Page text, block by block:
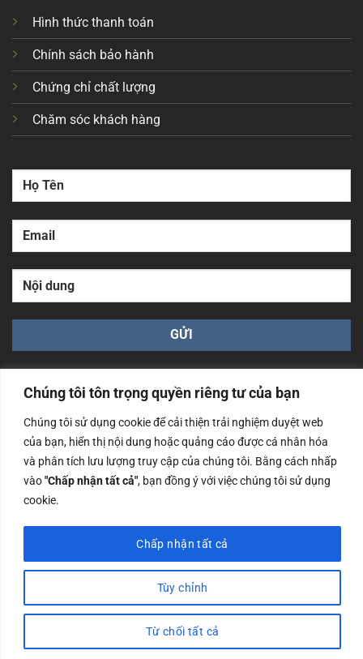
Chúng tôi tôn trọng quyền riêng tư của bạn
Chúng tôi sử dụng cookie để cải thiện trải nghiệm duyệt web
của bạn, hiển thị nội dung hoặc quảng cáo được cá nhân hóa
và phân tích lưu lượng truy cập của chúng tôi. Bằng cách nhấp
vào"Chấp nhận tất cả", bạn đồng ý với việc chúng tôi sử dụng
cookie.
Tùy chỉnh
Từ chối tất cả
Chấp nhận tất cả
Hình thức thanh toán
Chính sách bảo hành
Chứng chỉ chất lượng
Chăm sóc khách hàng
Công ty TNHH Nam Bình Xương - Số ĐKKD: 0108783483
cấp ngày 14/06/2019 bởi Sở Kế Hoạch và Đầu Tư Tp. Hà
Nội
Copyrights @2023 Nam Binh Xuong. All Rights Reserved